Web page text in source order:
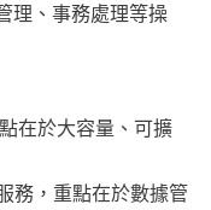
理、事務處理等操
在於大容量、可擴
務，重點在於數據管